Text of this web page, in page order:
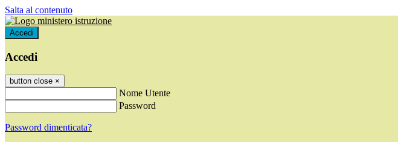
Salta al contenuto
Accedi
Accedi
button close ×
Nome Utente
Password
Password dimenticata?